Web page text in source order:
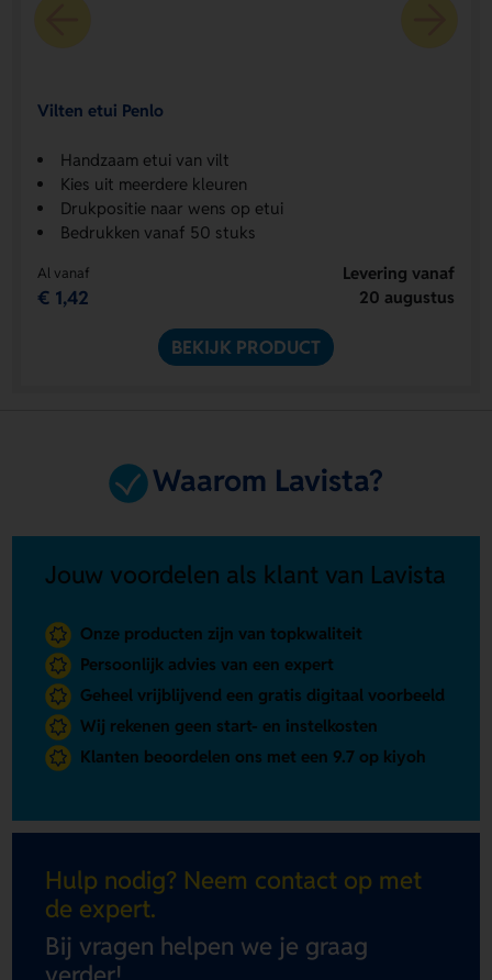
Vilten etui Penlo
Handzaam etui van vilt
Kies uit meerdere kleuren
Drukpositie naar wens op etui
Bedrukken vanaf 50 stuks
Al vanaf
€ 1,42
Levering vanaf
20 augustus
BEKIJK PRODUCT
Waarom Lavista?
Jouw voordelen als klant van Lavista
Onze producten zijn van topkwaliteit
Persoonlijk advies van een expert
Geheel vrijblijvend een gratis digitaal voorbeeld
Wij rekenen geen start- en instelkosten
Klanten beoordelen ons met een 9.7 op kiyoh
Hulp nodig? Neem contact op met
de expert.
Bij vragen helpen we je graag